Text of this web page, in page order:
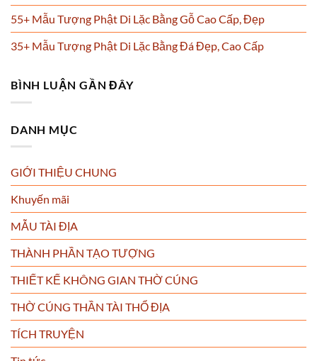
55+ Mẫu Tượng Phật Di Lặc Bằng Gỗ Cao Cấp, Đẹp
35+ Mẫu Tượng Phật Di Lặc Bằng Đá Đẹp, Cao Cấp
BÌNH LUẬN GẦN ĐÂY
DANH MỤC
GIỚI THIỆU CHUNG
Khuyến mãi
MẪU TÀI ĐỊA
THÀNH PHẦN TẠO TƯỢNG
THIẾT KẾ KHÔNG GIAN THỜ CÚNG
THỜ CÚNG THẦN TÀI THỔ ĐỊA
TÍCH TRUYỆN